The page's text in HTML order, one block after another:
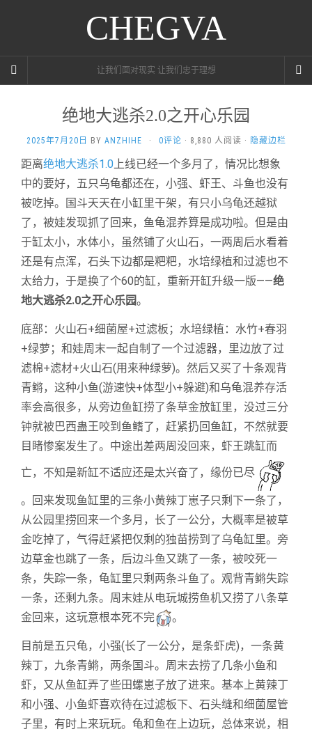
CHEGVA
让我们面对现实 让我们忠于理想
绝地大逃杀2.0之开心乐园
2025年7月20日 BY ANZHIHE · 0评论 · 8,880 人阅读 · 隐藏边栏
距离绝地大逃杀1.0上线已经一个多月了，情况比想象
中的要好，五只乌龟都还在，小强、虾王、斗鱼也没有
被吃掉。国斗天天在小缸里干架， 有只小乌龟还越狱
了，被娃发现抓了回来，鱼龟混养算是成功啦。但是由
于缸太小，水体小，虽然铺了火山石，一两周后水看着
还是有点浑，石头下边都是粑粑，水培绿植和过滤也不
太给力，于是换了个60的缸，重新开缸升级一版——绝
地大逃杀2.0之开心乐园。
底部：火山石+细菌屋+过滤板；水培绿植：水竹+春羽
+绿萝；和娃周末一起自制了一个过滤器，里边放了过
滤棉+滤材+火山石(用来种绿萝)。然后又买了十条观背
青鳉，这种小鱼(游速快+体型小+躲避)和乌龟混养存活
率会高很多，从旁边鱼缸捞了条草金放缸里，没过三分
钟就被巴西蛊王咬到鱼鳍了，赶紧扔回鱼缸，不然就要
目睹惨案发生了。中途出差两周没回来，虾王跳缸而
亡，不知是新缸不适应还是太兴奋了，缘份已尽
。回来发现鱼缸里的三条小黄辣丁崽子只剩下一条了，
从公园里捞回来一个多月，长了一公分，大概率是被草
金吃掉了，气得赶紧把仅剩的独苗捞到了乌龟缸里。旁
边草金也跳了一条，后边斗鱼又跳了一条，被咬死一
条，失踪一条，龟缸里只剩两条斗鱼了。 观背青鳉失踪
一条，还剩九条。周末娃从电玩城捞鱼机又捞了八条草
金回来，这玩意根本死不完
。
目前是五只龟，小强(长了一公分，是条虾虎)，一条黄
辣丁，九条青鳉，两条国斗。周末去捞了几条小鱼和
虾，又从鱼缸弄了些田螺崽子放了进来。基本上黄辣丁
和小强、小鱼虾喜欢待在过滤板下、石头缝和细菌屋管
子里，有时上来玩玩。龟和鱼在上边玩，总体来说，相